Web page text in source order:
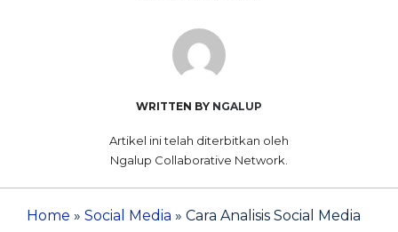
WRITTEN BY NGALUP
Artikel ini telah diterbitkan oleh
Ngalup Collaborative Network.
Home » Social Media » Cara Analisis Social Media